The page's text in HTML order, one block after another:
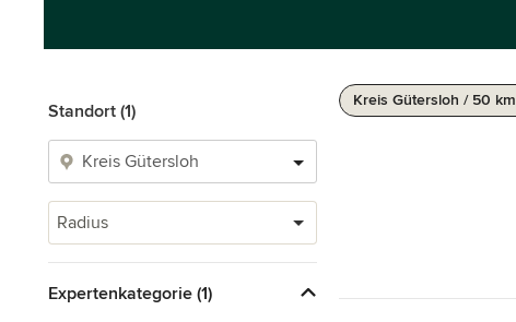
Standort (1)
Radius
Expertenkategorie (1)
Kreis Gütersloh / 50 km